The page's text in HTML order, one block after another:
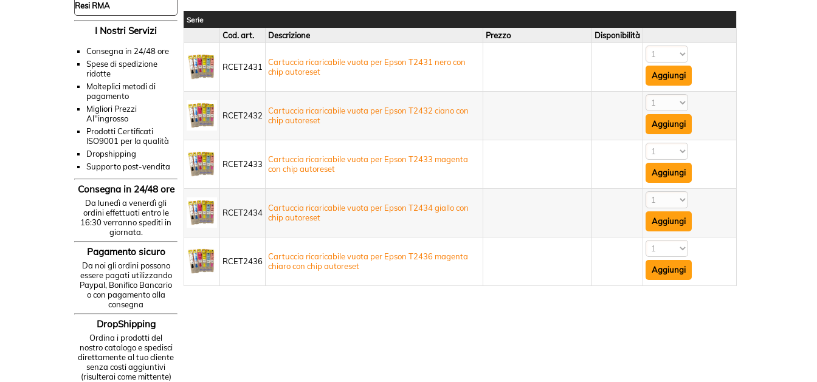
Resi RMA
I Nostri Servizi
Consegna in 24/48 ore
Spese di spedizione
ridotte
Molteplici metodi di
pagamento
Migliori Prezzi
Al''ingrosso
Prodotti Certificati
ISO9001 per la qualità
Dropshipping
Supporto post-vendita
Consegna in 24/48 ore
Da lunedì a venerdì gli
ordini effettuati entro le
16:30 verranno spediti in
giornata.
Pagamento sicuro
Da noi gli ordini possono
essere pagati utilizzando
Paypal, Bonifico Bancario
o con pagamento alla
consegna
DropShipping
Ordina i prodotti del
nostro catalogo e spedisci
direttamente al tuo cliente
senza costi aggiuntivi
(risulterai come mittente)
Serie
Cod. art. Descrizione Prezzo Disponibilità
RCET2431
Cartuccia ricaricabile vuota per Epson T2431 nero con
chip autoreset
RCET2432
Cartuccia ricaricabile vuota per Epson T2432 ciano con
chip autoreset
RCET2433
Cartuccia ricaricabile vuota per Epson T2433 magenta
con chip autoreset
RCET2434 Cartuccia ricaricabile vuota per Epson T2434 giallo con
chip autoreset
RCET2436 Cartuccia ricaricabile vuota per Epson T2436 magenta
chiaro con chip autoreset